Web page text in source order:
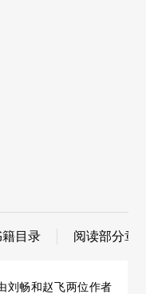
籍目录 阅读部分章
刘畅和赵飞两位作者